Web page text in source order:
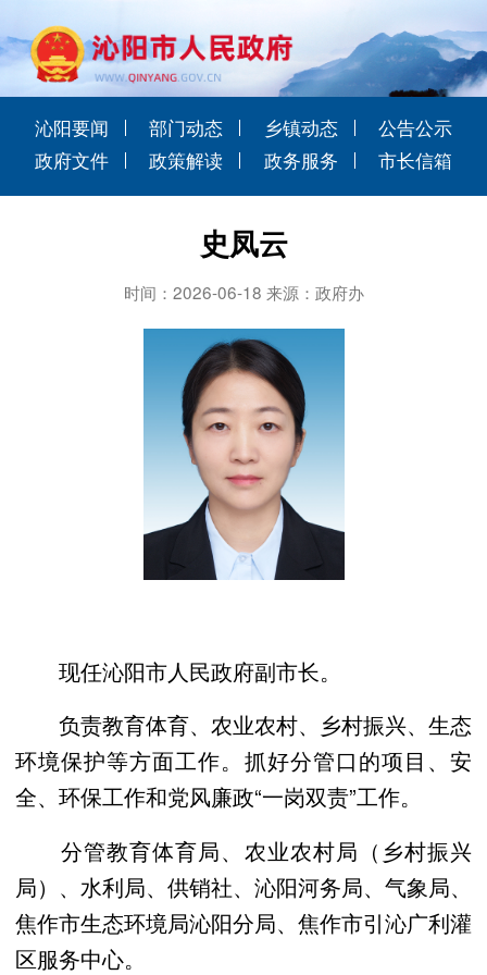
沁阳要闻 部门动态 乡镇动态
公告公示
政府文件
政策解读 政务服务 市长信箱
史凤云
时间：2026-06-18 来源：政府办
现任沁阳市人民政府副市长。
负责教育体育、农业农村、乡村振兴、生态
环境保护等方面工作。抓好分管口的项目、安
全、环保工作和党风廉政“一岗双责”工作。
分管教育体育局、农业农村局（乡村振兴
局）、水利局、供销社、沁阳河务局、气象局、
焦作市生态环境局沁阳分局、焦作市引沁广利灌
区服务中心。